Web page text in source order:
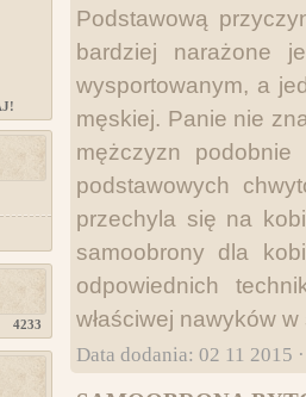
4233
Podstawową
bardziej narażone
wysportowanym, a
męskiej. Panie nie
mężczyzn
podstawowych
przechyla się na
samoobrony dla
odpowiednich
właściwej nawyków
Data dodania: 02 11 2015